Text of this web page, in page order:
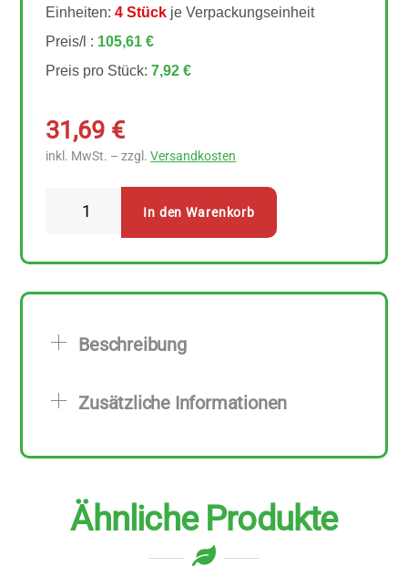
Einheiten:4 Stück je Verpackungseinheit
Preis/l : 105,61 €
Preis pro Stück:7,92 €
31,69 €
inkl. MwSt. – zzgl.Versandkosten
Spray
zu
ml
In den Warenkorb
Beschreibung
Zusätzliche Informationen
Ähnliche Produkte